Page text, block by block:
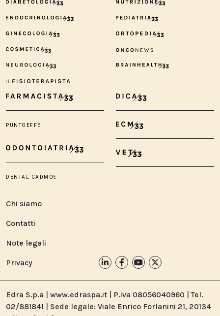
Chi siamo
Contatti
Note legali
Privacy
Edra S.p.a | www.edraspa.it | P.iva 08056040960 | Tel.
02/881841 | Sede legale: Viale Enrico Forlanini 21, 20134